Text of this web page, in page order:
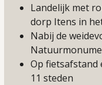
Landelijk met
dorp Itens in
Nabij de
Op fietsafstand
11 steden